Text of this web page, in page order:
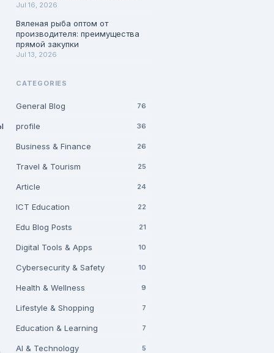
Jul 16, 2026
Вяленая рыба оптом от
производителя: преимущества
прямой закупки
Jul 13, 2026
CATEGORIES
General Blog 76
profile 36
Business & Finance 26
Travel & Tourism 25
Article 24
ICT Education 22
Edu Blog Posts 21
Digital Tools & Apps 10
Cybersecurity & Safety 10
Health & Wellness 9
Lifestyle & Shopping 7
Education & Learning 7
AI & Technology 5